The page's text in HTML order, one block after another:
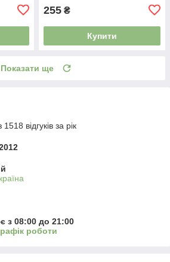
255 ₴
Купити
Показати ще
відгуків за рік
з 08:00 до 21:00
роботи